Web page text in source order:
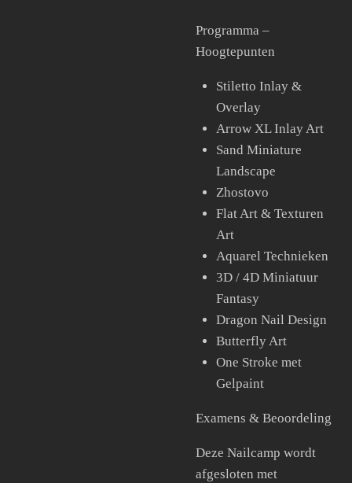
Programma –
Hoogtepunten
Stiletto Inlay &
Overlay
Arrow XL Inlay Art
Sand Miniature
Landscape
Zhostovo
Flat Art & Texturen
Art
Aquarel Technieken
3D / 4D Miniatuur
Fantasy
Dragon Nail Design
Butterfly Art
One Stroke met
Gelpaint
Examens & Beoordeling
Deze Nailcamp wordt
afgesloten met